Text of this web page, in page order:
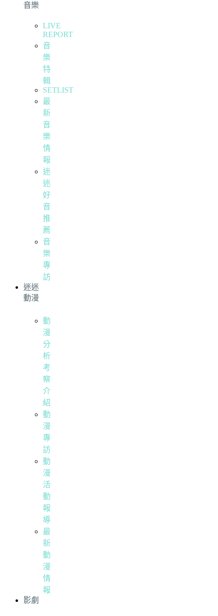
音樂
LIVE
REPORT
音
樂
特
輯
SETLIST
最
新
音
樂
情
報
迷
迷
好
音
推
薦
音
樂
專
訪
迷迷
動漫
動
漫
分
析
考
察
介
紹
動
漫
專
訪
動
漫
活
動
報
導
最
新
動
漫
情
報
影劇